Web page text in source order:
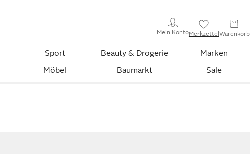
Mein KontoMerkzettelWarenkorb
Sport Beauty & Drogerie
Marken
Möbel Baumarkt Sale